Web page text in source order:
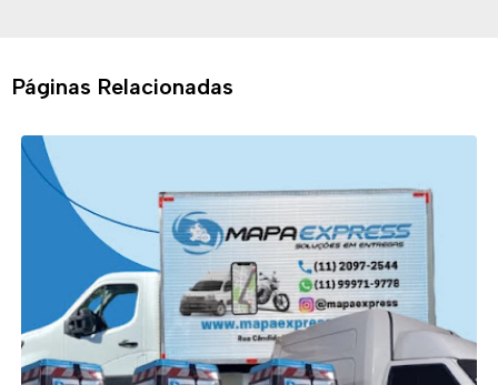
Páginas Relacionadas